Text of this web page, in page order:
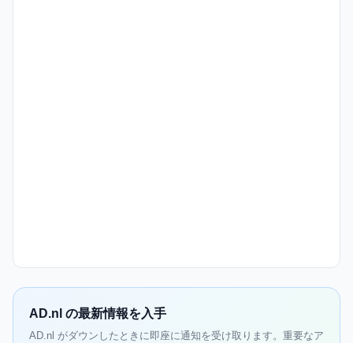
AD.nl の最新情報を入手
AD.nl がダウンしたときに即座に通知を受け取ります。重要なア